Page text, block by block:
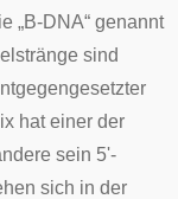
„B-DNA“ genannt
sind
hat einer der
sein 5'-
sich in der